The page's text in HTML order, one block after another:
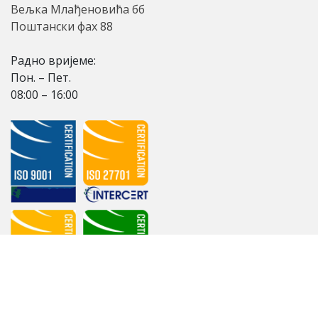
Вељка Млађеновића бб
Поштански фах 88
Радно вријеме:
Пон. – Пет.
08:00 – 16:00